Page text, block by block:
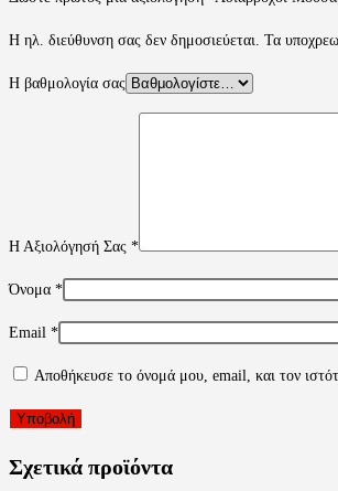
Η ηλ. διεύθυνση σας δεν δημοσιεύεται. Τα
Η βαθμολογία σας
Η Αξιολόγησή Σας *
Όνομα *
Email *
Αποθήκευσε το όνομά μου, email, και τον
Σχετικά προϊόντα